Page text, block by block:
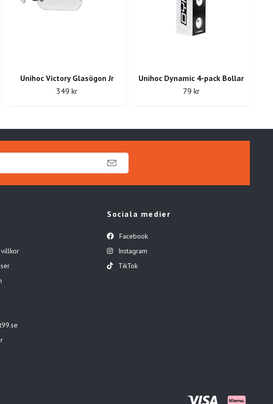
Unihoc Victory Glasögon Jr
349 kr
Unihoc Dynamic 4-pack Bollar
79 kr
villkor
Sociala medier
Facebook
Instagram
TikTok